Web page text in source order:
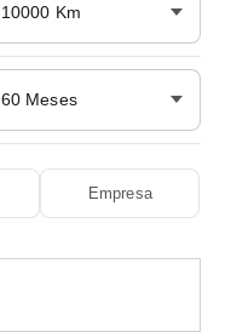
10000 Km
60 Meses
Empresa